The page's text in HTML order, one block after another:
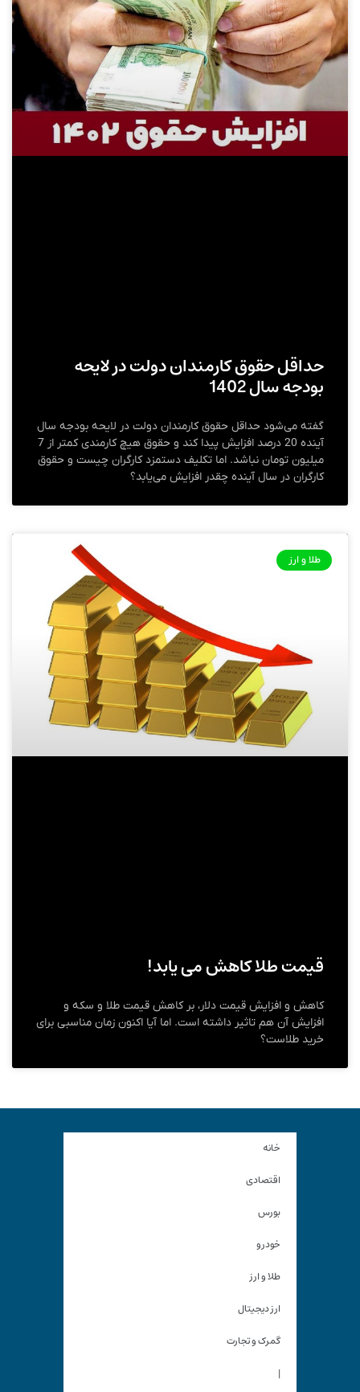
حداقل حقوق کارمندان دولت در لایحه
بودجه سال 1402
گفته می‌شود حداقل حقوق کارمندان دولت در لایحه بودجه سال
آینده 20 درصد افزایش پیدا کند و حقوق هیچ کارمندی کمتر از 7
میلیون تومان نباشد. اما تکلیف دستمزد کارگران چیست و حقوق
کارگران در سال آینده چقدر افزایش می‌یابد؟
طلا و ارز
قیمت طلا کاهش می یابد!
کاهش و افزایش قیمت دلار، بر کاهش قیمت طلا و سکه و
افزایش آن هم تاثیر داشته است. اما آیا اکنون زمان مناسبی برای
خرید طلاست؟
خانه
اقتصادی
بورس
خودرو
طلا و ارز
ارز دیجیتال
گمرک و تجارت
|